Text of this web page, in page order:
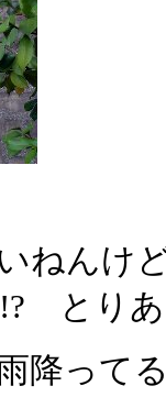
ねんけ
!? とり
降って